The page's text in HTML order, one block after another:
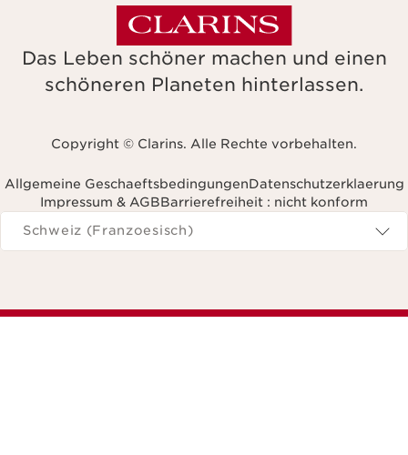
Das Leben schöner machen und einen
schöneren Planeten hinterlassen.
Copyright © Clarins. Alle Rechte vorbehalten.
Allgemeine GeschaeftsbedingungenDatenschutzerklaerung
Impressum & AGBBarrierefreiheit : nicht konform
Navigieren Sie zu
Schweiz (Franzoesisch)